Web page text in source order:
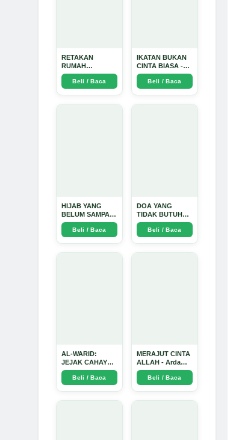
RETAKAN
RUMAH
TANGGA:
Sebuah
Perjalanan
Beli / Baca
IKATAN BUKAN
CINTA BIASA -
Arda Dinata
Beli / Baca
HIJAB YANG
BELUM SAMPAI
KE HATI: Ketika
Cinta Seorang
Ustadz Menjadi
Beli / Baca
DOA YANG
TIDAK BUTUH
SINYAL: Kisah
Tiga Jiwa yang
Tersesat di Era AI
Beli / Baca
AL-WARID:
JEJAK CAHAYA
DI ANTARA DUA
ZAMAN - Arda
Dinata
Beli / Baca
MERAJUT CINTA
ALLAH - Arda
Dinata
Beli / Baca